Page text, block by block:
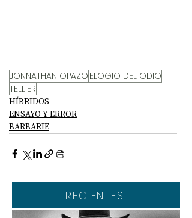
JONNATHAN OPAZO ELOGIO DEL ODIO
TELLIER
HÍBRIDOS
ENSAYO Y ERROR
BARBARIE
RECIENTES